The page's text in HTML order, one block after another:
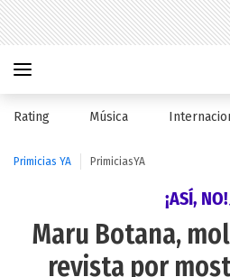
Rating Música
Primicias YA PrimiciasYA
¡ASÍ,
Maru Botana,
revista por